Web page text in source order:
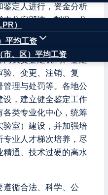
）
平均工资
市、区）平均工资
定人进行，资金分析
公安部统一制发。公
关资金分析鉴定工作
构、鉴定人实行部省
负责鉴定机构、鉴定
验、变更、注销、复
理与处罚等。各地公
设，建立健全鉴定工作
各类专业化中心，统筹
验室）建设，并加强培
业人才梯次培养，尽
通、技术过硬的高水
遵循合法、科学、公